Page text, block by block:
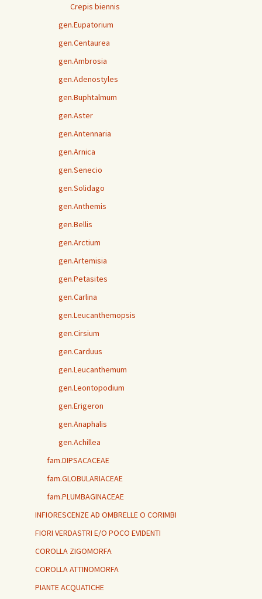
Crepis biennis
gen.Eupatorium
gen.Centaurea
gen.Ambrosia
gen.Adenostyles
gen.Buphtalmum
gen.Aster
gen.Antennaria
gen.Arnica
gen.Senecio
gen.Solidago
gen.Anthemis
gen.Bellis
gen.Arctium
gen.Artemisia
gen.Petasites
gen.Carlina
gen.Leucanthemopsis
gen.Cirsium
gen.Carduus
gen.Leucanthemum
gen.Leontopodium
gen.Erigeron
gen.Anaphalis
gen.Achillea
fam.DIPSACACEAE
fam.GLOBULARIACEAE
fam.PLUMBAGINACEAE
INFIORESCENZE AD OMBRELLE O CORIMBI
FIORI VERDASTRI E/O POCO EVIDENTI
COROLLA ZIGOMORFA
COROLLA ATTINOMORFA
PIANTE ACQUATICHE